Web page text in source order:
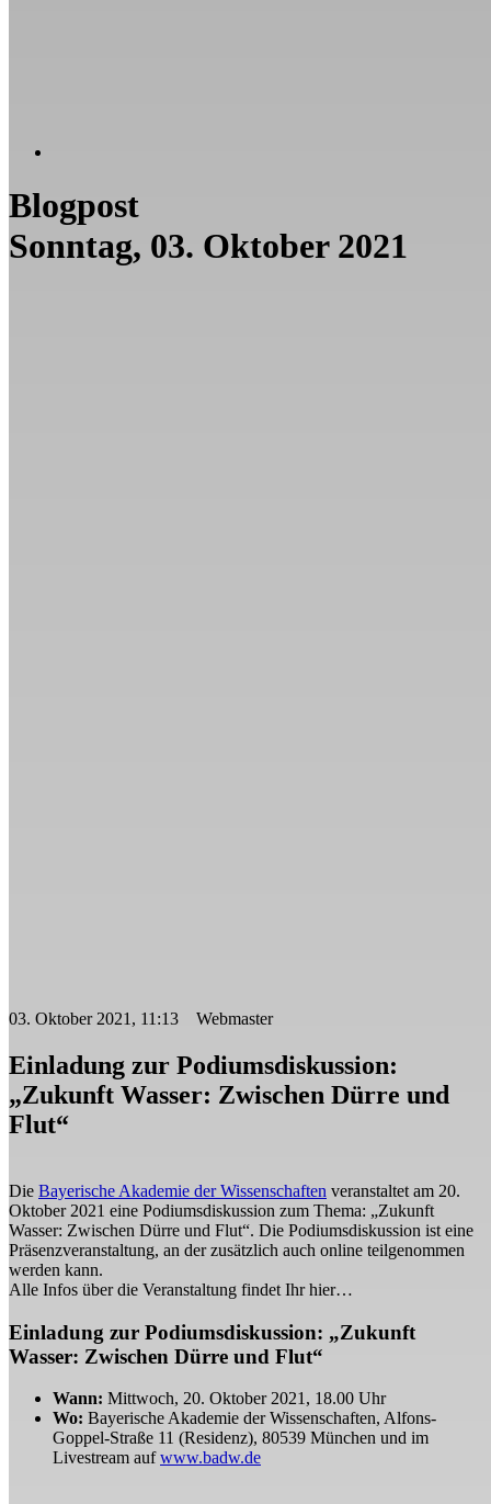
Blogpost
Sonntag, 03. Oktober 2021
03. Oktober 2021, 11:13 Webmaster
Einladung zur Podiumsdiskussion:
„Zukunft Wasser: Zwischen Dürre und
Flut“
Die Bayerische Akademie der Wissenschaften veranstaltet am 20.
Oktober 2021 eine Podiumsdiskussion zum Thema: „Zukunft
Wasser: Zwischen Dürre und Flut“. Die Podiumsdiskussion ist eine
Präsenzveranstaltung, an der zusätzlich auch online teilgenommen
werden kann.
Alle Infos über die Veranstaltung findet Ihr hier…
Einladung zur Podiumsdiskussion: „Zukunft
Wasser: Zwischen Dürre und Flut“
Wann: Mittwoch, 20. Oktober 2021, 18.00 Uhr
Wo: Bayerische Akademie der Wissenschaften, Alfons-
Goppel-Straße 11 (Residenz), 80539 München und im
Livestream aufwww.badw.de